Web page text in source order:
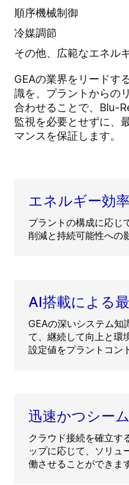
順序機械制御
冷媒調節
その他、広範なエネル
GEAの業界をリードす
識を、プラントからの
合わせることで、Blu-
監視を必要とせずに、
マンスを保証します。
エネルギー効率
プラントの構成に応じ
削減と持続可能性への
AI搭載による
GEAの深いシステム知
て、継続して向上と環
設定値をプラントコン
迅速かつシー
クラウド接続を確立す
ップに応じて、ソリュ
働させることができま